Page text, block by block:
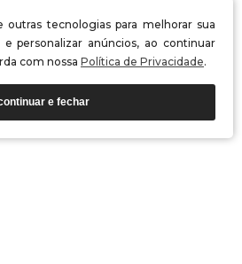
outras tecnologias para melhorar sua
personalizar anúncios, ao continuar
com nossa Política de Privacidade.
e fechar